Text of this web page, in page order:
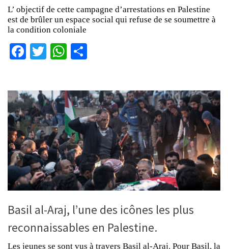
L’ objectif de cette campagne d’arrestations en Palestine
est de brûler un espace social qui refuse de se soumettre à
la condition coloniale
Facebook
TwitterWhatsApp
Basil al-Araj, l’une des icônes les plus
reconnaissables en Palestine.
Les jeunes se sont vus à travers Basil al-Araj. Pour Basil, la